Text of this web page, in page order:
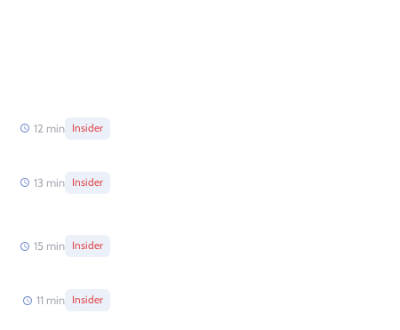
12 min Insider
13 min Insider
15min Insider
11 min Insider